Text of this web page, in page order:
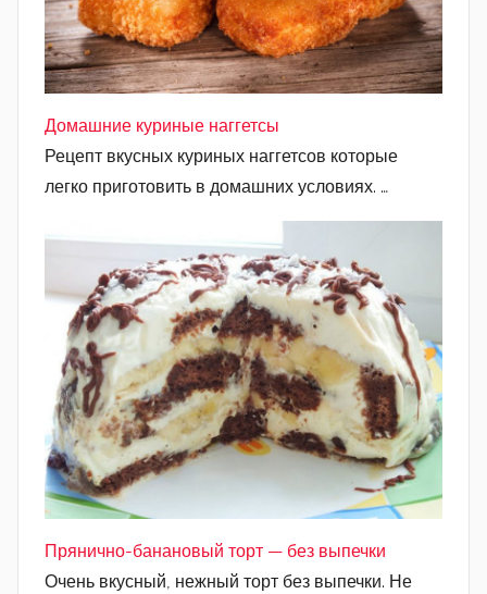
Домашние куриные наггетсы
Рецепт вкусных куриных наггетсов которые
легко приготовить в домашних условиях. …
Прянично-банановый торт — без выпечки
Очень вкусный, нежный торт без выпечки. Не